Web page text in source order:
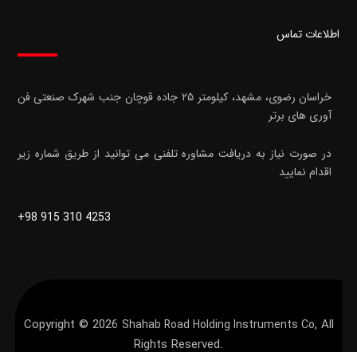
اطلاعات تماس
خراسان رضوی، مشهد، کیلومتر ۲۵ جاده قوچان
جنب شهرک صنعتی فن
آوری های برتر
در صورت نیاز به دریافت مشاوره تلفنی می توانید از طریق شماره زیر
اقدام نمایید
+98 915 310 4253
Copyright © 2026 Shahab Road Holding Instruments Co, All
Rights Reserved.